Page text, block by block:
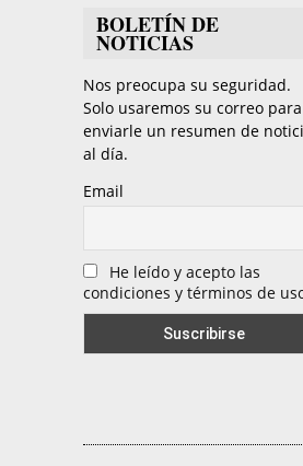
BOLETÍN DE
NOTICIAS
Nos preocupa su seguridad.
Solo usaremos su correo para
enviarle un resumen de
al día.
Email
He leído y acepto las
condiciones y términos de